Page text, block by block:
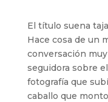
El título suena
Hace cosa de un
conversación
seguidora sobre el
fotografía que
caballo que